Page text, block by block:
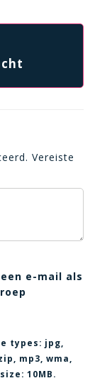
Vereiste
e-mail als
types: jpg,
mp3, wma,
10MB.